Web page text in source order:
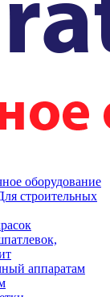
оборудование
строительных
аппаратам